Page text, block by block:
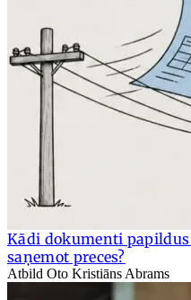
Kādi dokumenti
saņemot preces?
Atbild Oto Kristiāns Abrams